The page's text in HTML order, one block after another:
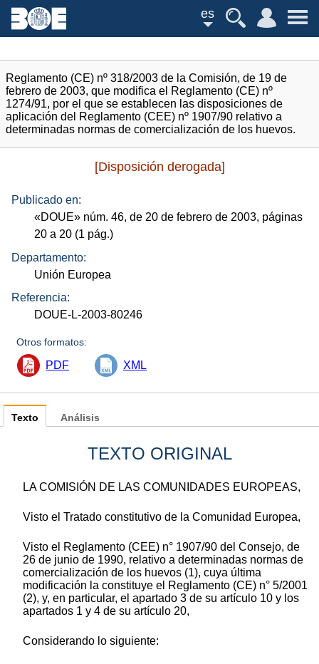
es
Reglamento (CE) nº 318/2003 de la Comisión, de 19 de
febrero de 2003, que modifica el Reglamento (CE) nº
1274/91, por el que se establecen las disposiciones de
aplicación del Reglamento (CEE) nº 1907/90 relativo a
determinadas normas de comercialización de los huevos.
[Disposición derogada]
Publicado en:
«DOUE» núm. 46, de 20 de febrero de 2003, páginas
20 a 20 (1 pág.)
Departamento:
Unión Europea
Referencia:
DOUE-L-2003-80246
Otros formatos:
PDF XML
Texto
TEXTO ORIGINAL
LA COMISIÓN DE LAS COMUNIDADES EUROPEAS,
Visto el Tratado constitutivo de la Comunidad Europea,
Visto el Reglamento (CEE) n° 1907/90 del Consejo, de
26 de junio de 1990, relativo a determinadas normas de
comercialización de los huevos (1), cuya última
modificación la constituye el Reglamento (CE) n° 5/2001
(2), y, en particular, el apartado 3 de su artículo 10 y los
apartados 1 y 4 de su artículo 20,
Considerando lo siguiente:
Análisis